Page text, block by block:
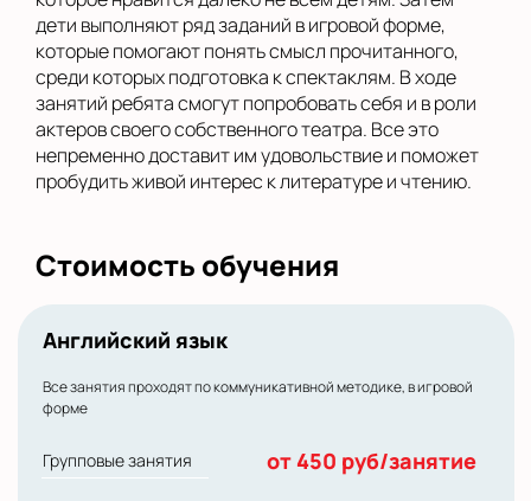
дети выполняют ряд заданий в игровой форме,
которые помогают понять смысл прочитанного,
среди которых подготовка к спектаклям. В ходе
занятий ребята смогут попробовать себя и в роли
актеров своего собственного театра. Все это
непременно доставит им удовольствие и поможет
пробудить живой интерес к литературе и чтению.
Стоимость обучения
Английский язык
Все занятия проходят по коммуникативной методике, в игровой
форме
Групповые занятия от 450 руб/занятие